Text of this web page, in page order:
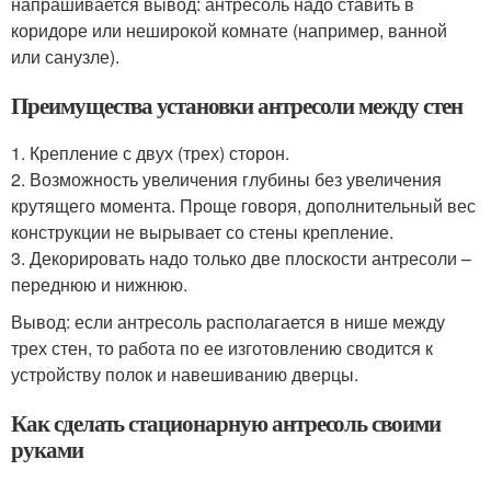
коридоре или неширокой комнате (например, ванной
или санузле).
Преимущества установки антресоли между стен
1. Крепление с двух (трех) сторон.
2. Возможность увеличения глубины без увеличения
крутящего момента. Проще говоря, дополнительный вес
конструкции не вырывает со стены крепление.
3. Декорировать надо только две плоскости антресоли –
переднюю и нижнюю.
Вывод: если антресоль располагается в нише между
трех стен, то работа по ее изготовлению сводится к
устройству полок и навешиванию дверцы.
Как сделать стационарную антресоль своими
руками